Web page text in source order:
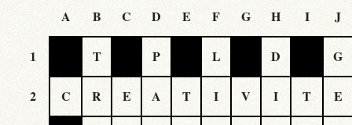
A B C D E F G H I J
1 T P L D G
2 C R E A T I V I T E